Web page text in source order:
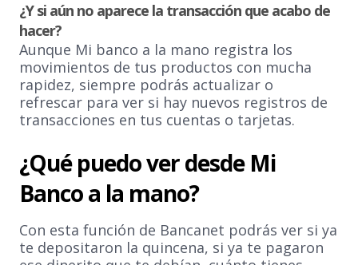
¿Y si aún no aparece la transacción que acabo de
hacer?
Aunque Mi banco a la mano registra los
movimientos de tus productos con mucha
rapidez, siempre podrás actualizar o
refrescar para ver si hay nuevos registros de
transacciones en tus cuentas o tarjetas.
¿Qué puedo ver desde Mi
Banco a la mano?
Con esta función de Bancanet podrás ver si ya
te depositaron la quincena, si ya te pagaron